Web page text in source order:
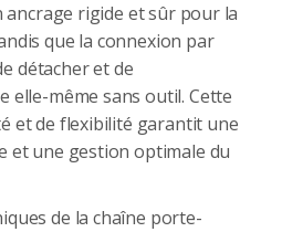
rigide et sûr pour la
que la connexion par
détacher et de
elle-même sans outil. Cette
et de flexibilité garantit une
et une gestion optimale du
de la chaîne porte-